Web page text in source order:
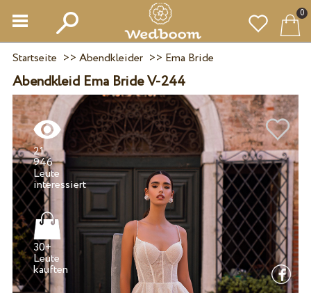
0
Startseite >> Abendkleider>> Ema Bride
Abendkleid Ema Bride V-244
21
946
Leute
interessiert
30+
Leute